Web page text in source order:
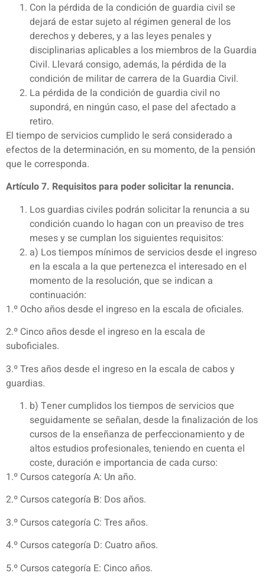
Con la pérdida de la condición de guardia civil se
dejará de estar sujeto al régimen general de los
derechos y deberes, y a las leyes penales y
disciplinarias aplicables a los miembros de la Guardia
Civil. Llevará consigo, además, la pérdida de la
condición de militar de carrera de la Guardia Civil.
La pérdida de la condición de guardia civil no
supondrá, en ningún caso, el pase del afectado a
retiro.
El tiempo de servicios cumplido le será considerado a
efectos de la determinación, en su momento, de la pensión
que le corresponda.
Artículo 7. Requisitos para poder solicitar la renuncia.
Los guardias civiles podrán solicitar la renuncia a su
condición cuando lo hagan con un preaviso de tres
meses y se cumplan los siguientes requisitos:
a) Los tiempos mínimos de servicios desde el ingreso
en la escala a la que pertenezca el interesado en el
momento de la resolución, que se indican a
continuación:
1.º Ocho años desde el ingreso en la escala de oficiales.
2.º Cinco años desde el ingreso en la escala de
suboficiales.
3.º Tres años desde el ingreso en la escala de cabos y
guardias.
b) Tener cumplidos los tiempos de servicios que
seguidamente se señalan, desde la finalización de los
cursos de la enseñanza de perfeccionamiento y de
altos estudios profesionales, teniendo en cuenta el
coste, duración e importancia de cada curso:
1.º Cursos categoría A: Un año.
2.º Cursos categoría B: Dos años.
3.º Cursos categoría C: Tres años.
4.º Cursos categoría D: Cuatro años.
5.º Cursos categoría E: Cinco años.